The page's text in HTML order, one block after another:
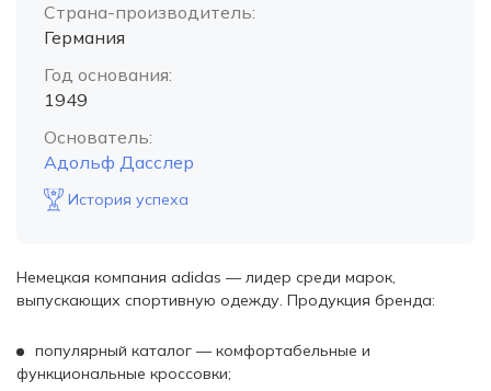
Немецкая компания adidas — лидер среди марок,
выпускающих спортивную одежду. Продукция бренда:
популярный каталог — комфортабельные и
функциональные кроссовки;
Страна-производитель:
Германия
Год основания:
1949
Основатель:
Адольф Дасслер
История успеха